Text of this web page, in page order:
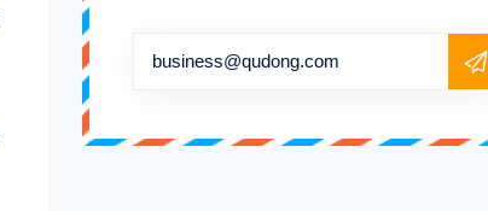
business@qudong.com